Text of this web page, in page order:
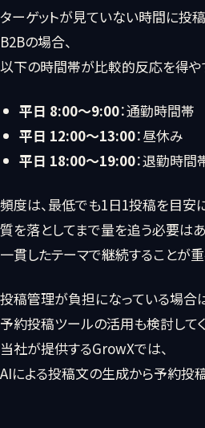
ターゲットが見ていない時間に投
B2Bの場合、
以下の時間帯が比較的反応を得や
平日 8:00〜9:00：通勤時間帯
平日 12:00〜13:00：昼休み
平日 18:00〜19:00：退勤時間
頻度は、最低でも1日1投稿を目安に
質を落としてまで量を追う必要はあ
一貫したテーマで継続することが重
投稿管理が負担になっている場合
予約投稿ツールの活用も検討してく
当社が提供するGrowXでは、
AIによる投稿文の生成から予約投